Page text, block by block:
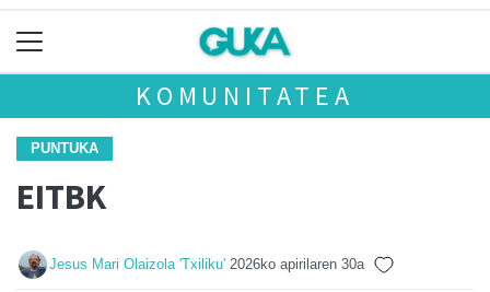
KOMUNITATEA
PUNTUKA
EITBK
Jesus Mari Olaizola 'Txiliku' 2026ko apirilaren 30a